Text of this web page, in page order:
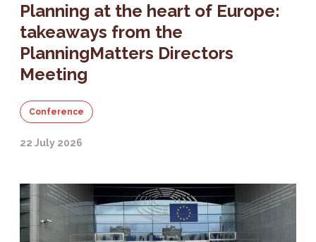
Planning at the heart of Europe:
takeaways from the
PlanningMatters Directors
Meeting
Conference
22 July 2026